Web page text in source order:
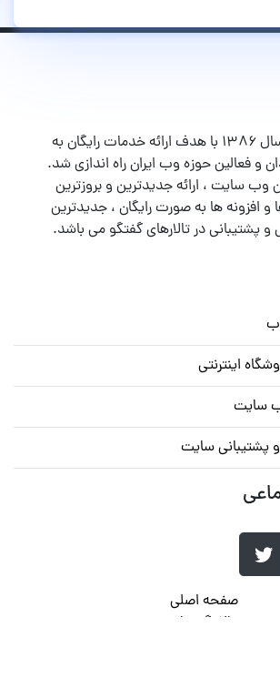
پرشین اسکریپت در سال ۱۳۸۶ با هدف ارائه خدمات رایگان به
و فعالین حوزه وب ایران راه اندازی شد.
وب سایت ، ارائه جدیدترین و بروزترین
و افزونه ها به صورت رایگان ، جدیدترین
پشتیبانی در تالارهای گفتگو می باشد.
اینترنتی
سایت
پشتیبانی سایت
صفحه اصلی
تالار گفتمان